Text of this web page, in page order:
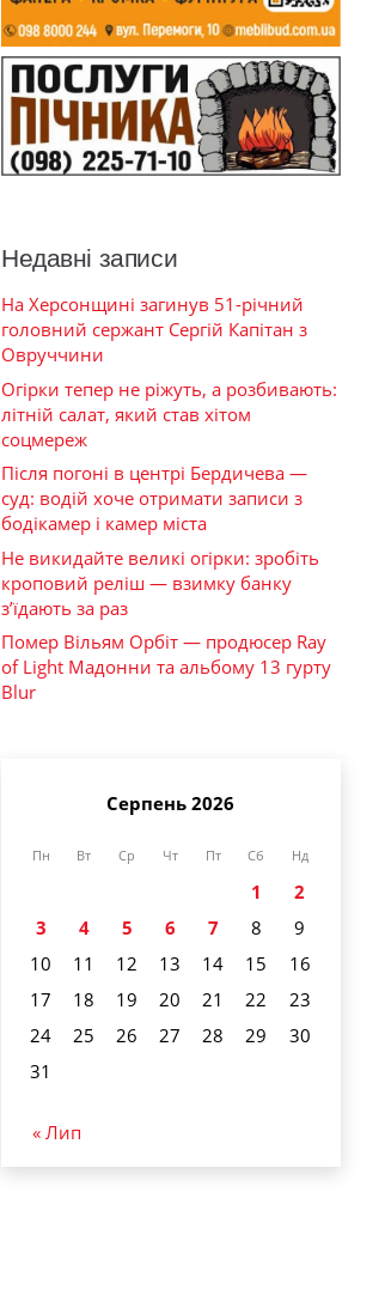
Недавні записи
На Херсонщині загинув 51-річний
головний сержант Сергій Капітан з
Овруччини
Огірки тепер не ріжуть, а розбивають:
літній салат, який став хітом
соцмереж
Після погоні в центрі Бердичева —
суд: водій хоче отримати записи з
бодікамер і камер міста
Не викидайте великі огірки: зробіть
кроповий реліш — взимку банку
з’їдають за раз
Помер Вільям Орбіт — продюсер Ray
of Light Мадонни та альбому 13 гурту
Blur
Серпень 2026
Пн Вт Ср Чт Пт Сб Нд
1
2
3
4 5 6 7 8
9
10
11 12 13 14 15
16
17
18 19 20 21 22
23
24
25 26 27 28 29
30
31
« Лип